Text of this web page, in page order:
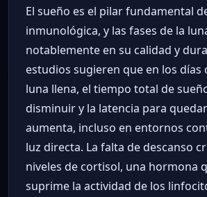
El sueño es el pilar fundamental
inmunológica, y las fases de la
notablemente en su calidad y
estudios sugieren que en los días
luna llena, el tiempo total de
disminuir y la latencia para
aumenta, incluso en entornos
luz directa. La falta de descanso
niveles de cortisol, una hormona
suprime la actividad de los